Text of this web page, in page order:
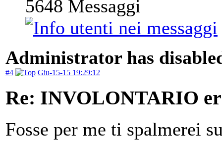
5648 Messaggi
Administrator has
#4 Giu-15-15 19:29:12
Re: INVOLONTARIO
Fosse per me ti spalmerei